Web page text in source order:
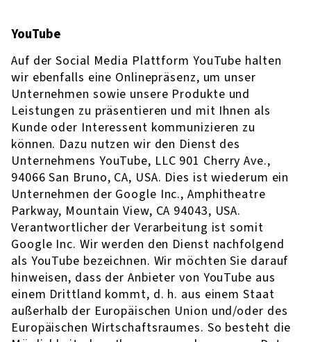
YouTube
Auf der Social Media Plattform YouTube halten
wir ebenfalls eine Onlinepräsenz, um unser
Unternehmen sowie unsere Produkte und
Leistungen zu präsentieren und mit Ihnen als
Kunde oder Interessent kommunizieren zu
können. Dazu nutzen wir den Dienst des
Unternehmens YouTube, LLC 901 Cherry Ave.,
94066 San Bruno, CA, USA. Dies ist wiederum ein
Unternehmen der Google Inc., Amphitheatre
Parkway, Mountain View, CA 94043, USA.
Verantwortlicher der Verarbeitung ist somit
Google Inc. Wir werden den Dienst nachfolgend
als YouTube bezeichnen. Wir möchten Sie darauf
hinweisen, dass der Anbieter von YouTube aus
einem Drittland kommt, d. h. aus einem Staat
außerhalb der Europäischen Union und/oder des
Europäischen Wirtschaftsraumes. So besteht die